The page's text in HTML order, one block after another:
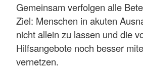
Gemeinsam verfolgen alle
Ziel: Menschen in akuten
nicht allein zu lassen und die
Hilfsangebote noch besser
vernetzen.